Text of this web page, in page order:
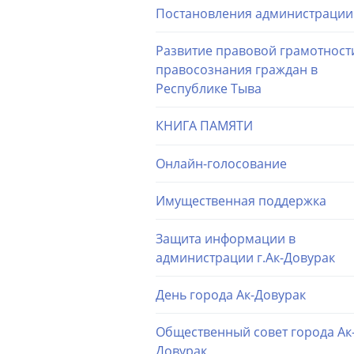
Постановления администрации
Развитие правовой
правосознания граждан в
Республике Тыва
КНИГА ПАМЯТИ
Онлайн-голосование
Имущественная поддержка
Защита информации в
администрации г.Ак-Довурак
День города Ак-Довурак
Общественный совет города